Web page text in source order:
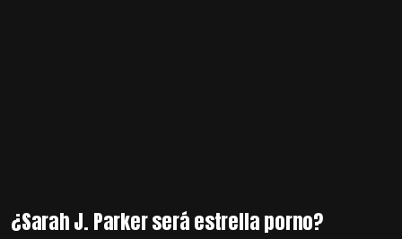
¿Sarah J. Parker será estrella porno?